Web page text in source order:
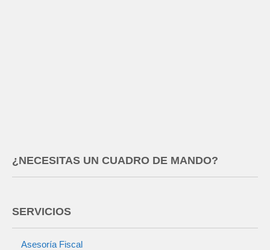
¿NECESITAS UN CUADRO DE MANDO?
SERVICIOS
Asesoría Fiscal